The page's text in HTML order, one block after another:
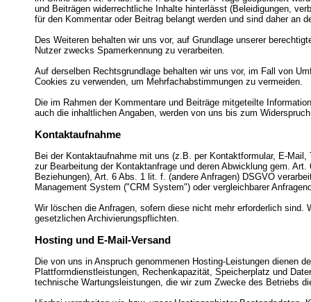
und Beiträgen widerrechtliche Inhalte hinterlässt (Beleidigungen,
für den Kommentar oder Beitrag belangt werden und sind daher an
Des Weiteren behalten wir uns vor, auf Grundlage unserer
Nutzer zwecks Spamerkennung zu verarbeiten.
Auf derselben Rechtsgrundlage behalten wir uns vor, im Fall von
Cookies zu verwenden, um Mehrfachabstimmungen zu vermeiden.
Die im Rahmen der Kommentare und Beiträge mitgeteilte
auch die inhaltlichen Angaben, werden von uns bis zum
Kontaktaufnahme
Bei der Kontaktaufnahme mit uns (z.B. per Kontaktformular, E-
zur Bearbeitung der Kontaktanfrage und deren Abwicklung gem.
Beziehungen), Art. 6 Abs. 1 lit. f. (andere Anfragen) DSGVO
Management System ("CRM System") oder vergleichbarer
Wir löschen die Anfragen, sofern diese nicht mehr erforderlich
gesetzlichen Archivierungspflichten.
Hosting und E-Mail-Versand
Die von uns in Anspruch genommenen Hosting-Leistungen dienen
Plattformdienstleistungen, Rechenkapazität, Speicherplatz und
technische Wartungsleistungen, die wir zum Zwecke des Betriebs